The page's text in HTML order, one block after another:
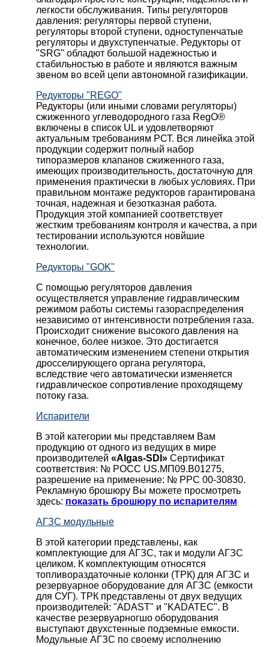
легкости обслуживания. Типы регуляторов
давления: регуляторы первой ступени,
регуляторы второй ступени, одноступенчатые
регуляторы и двухступенчатые. Редукторы от
"SRG" обладют большой надежностью и
стабильностью в работе и являются важным
звеном во всей цепи автономной газификации.
Редукторы "REGO"
Редукторы (или иными словами регуляторы)
сжиженного углеводородного газа RegO®
включены в список UL и удовлетворяют
актуальным требованиям РСТ. Вся линейка этой
продукции содержит полный набор
типоразмеров клапанов сжиженного газа,
имеющих производительность, достаточную для
применения практически в любых условиях. При
правильном монтаже редукторов гарантирована
точная, надежная и безотказная работа.
Продукция этой компанией соответствует
жестким требованиям контроля и качества, а при
тестировании используются новйшие
технологии.
Редукторы "GOK"
С помощью регуляторов давления
осуществляется управление гидравлическим
режимом работы системы газораспределения
независимо от интенсивности потребления газа.
Происходит снижение высокого давления на
конечное, более низкое. Это достигается
автоматическим изменением степени открытия
дросселирующего органа регулятора,
вследствие чего автоматически изменяется
гидравлическое сопротивление проходящему
потоку газа.
Испарители
В этой категории мы представляем Вам
продукцию от одного из ведущих в мире
производителей «Algas-SDI» Сертификат
соответствия: № РОСС US.МП09.В01275,
разрешение на применение: № РРС 00-30830.
Рекламную брошюру Вы можете просмотреть
здесь: показать брошюру по испарителям
АГЗС модульные
В этой категории представлены, как
комплектующие для АГЗС, так и модули АГЗС
целиком. К комплектующим относятся
топливораздаточные колонки (ТРК) для АГЗС и
резервуарное оборудование для АГЗС (емкости
для СУГ). ТРК представлены от двух ведущих
производителей: "ADAST" и "KADATEC". В
качестве резервуарногшо оборудования
выступают двухстенные подземные емкости.
Модульные АГЗС по своему исполнению